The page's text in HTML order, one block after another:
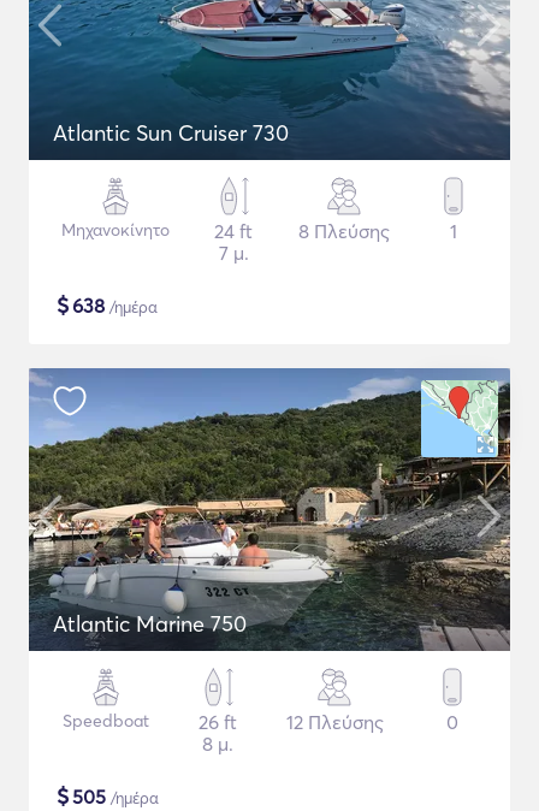
Atlantic Sun Cruiser 730
Μηχανοκίνητο
24 ft
7 μ.
8 Πλεύσης 1
$638 /ημέρα
Atlantic Marine 750
Speedboat
26 ft
8 μ.
12 Πλεύσης 0
$505 /ημέρα